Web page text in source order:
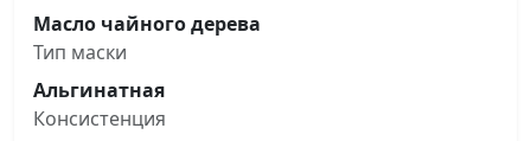
Масло чайного дерева
Тип маски
Альгинатная
Консистенция